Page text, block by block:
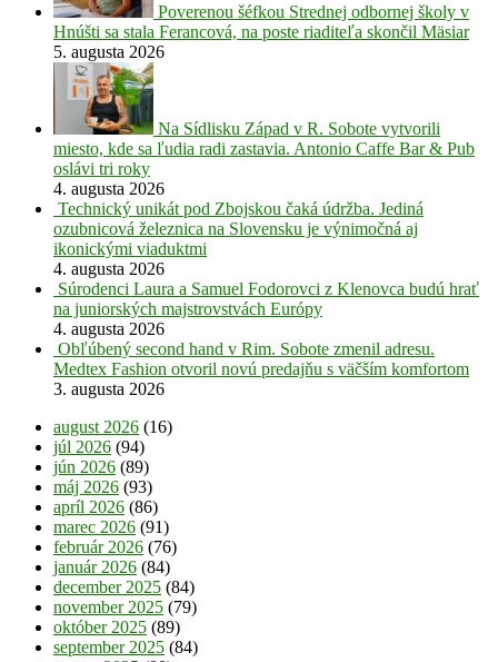
Poverenou šéfkou Strednej odbornej školy v
Hnúšti sa stala Ferancová, na poste riaditeľa skončil Mäsiar
5. augusta 2026
Na Sídlisku Západ v R. Sobote vytvorili
miesto, kde sa ľudia radi zastavia. Antonio Caffe Bar & Pub
oslávi tri roky
4. augusta 2026
Technický unikát pod Zbojskou čaká údržba. Jediná
ozubnicová železnica na Slovensku je výnimočná aj
ikonickými viaduktmi
4. augusta 2026
Súrodenci Laura a Samuel Fodorovci z Klenovca budú hrať
na juniorských majstrovstvách Európy
4. augusta 2026
Obľúbený second hand v Rim. Sobote zmenil adresu.
Medtex Fashion otvoril novú predajňu s väčším komfortom
3. augusta 2026
august 2026 (16)
júl 2026 (94)
jún 2026 (89)
máj 2026 (93)
apríl 2026 (86)
marec 2026 (91)
február 2026 (76)
január 2026 (84)
december 2025 (84)
november 2025 (79)
október 2025 (89)
september 2025 (84)